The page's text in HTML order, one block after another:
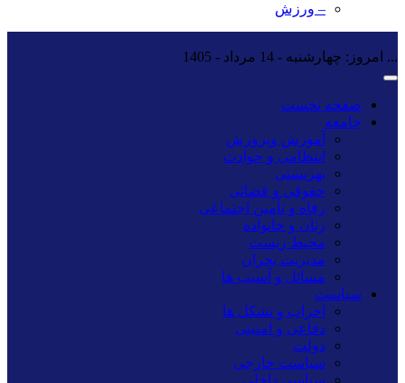
– ورزش
... امروز: چهارشنبه - 14 مرداد - 1405
صفحه نخست
جامعه
آموزش وپرورش
انتظامی و حوادث
بهزیستی
حقوقی و قضائی
رفاه و تأمین اجتماعی
زنان و خانواده
محیط زیست
مدیریت بحران
مسائل و آسیب ها
سیاست
احزاب و تشکل ها
دفاعی و امنیتی
دولت
سیاست خارجی
سیاسی داخلی